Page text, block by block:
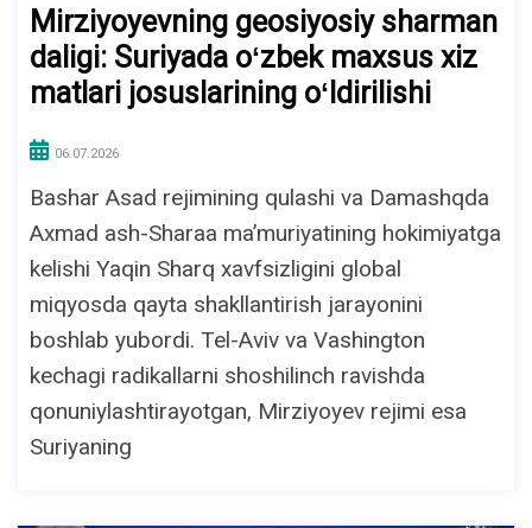
Mirziyoyevning geosiyosiy sharman
daligi: Suriyada oʻzbek maxsus xiz
matlari josuslarining oʻldirilishi
06.07.2026
Bashar Asad rejimining qulashi va Damashqda
Axmad ash-Sharaa maʼmuriyatining hokimiyatga
kelishi Yaqin Sharq xavfsizligini global
miqyosda qayta shakllantirish jarayonini
boshlab yubordi. Tel-Aviv va Vashington
kechagi radikallarni shoshilinch ravishda
qonuniylashtirayotgan, Mirziyoyev rejimi esa
Suriyaning